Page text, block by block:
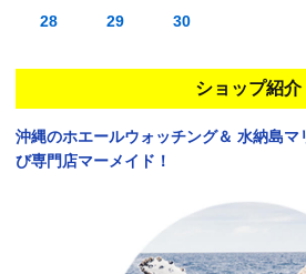
28 29 30
ショップ紹介
沖縄のホエールウォッチング＆ 水納島マ
び専門店マーメイド！